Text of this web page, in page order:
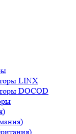
LINX
DOCOD